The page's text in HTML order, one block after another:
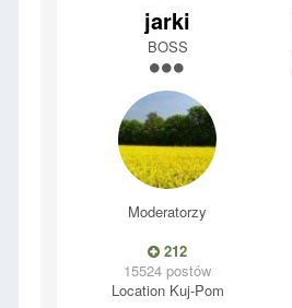
jarki
BOSS
Moderatorzy
212
15524 postów
LocationKuj-Pom